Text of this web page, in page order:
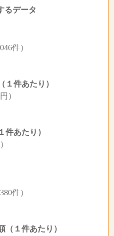
関するデータ
件）
１件あたり）
）
件あたり）
件）
（１件あたり）